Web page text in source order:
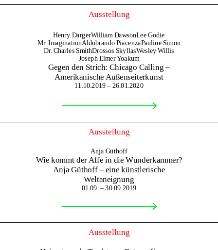
Ausstellung
Henry DargerWilliam DawsonLee Godie
Mr. ImaginationAldobrando PiacenzaPauline Simon
Dr. Charles SmithDrossos SkyllasWesley Willis
Joseph Elmer Yoakum
Gegen den Strich: Chicago Calling –
Amerikanische Außenseiterkunst
11.10.2019 – 26.01.2020
Ausstellung
Anja Güthoff
Wie kommt der Affe in die Wunderkammer?
Anja Güthoff – eine künstlerische
Weltaneignung
01.09. – 30.09.2019
Ausstellung